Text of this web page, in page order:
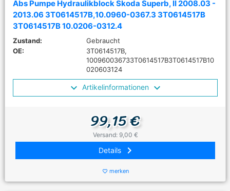
Abs Pumpe Hydraulikblock Skoda Superb, II 2008.03 -
2013.06 3T0614517B,10.0960-0367.3 3T0614517B
3T0614517B 10.0206-0312.4
Zustand:
Gebraucht
OE:
3T0614517B,
100960036733T0614517B3T0614517B10
020603124
Artikelinformationen
99,15 €
Versand: 9,00 €
Details keyboard_arrow_right
favorite_border merken